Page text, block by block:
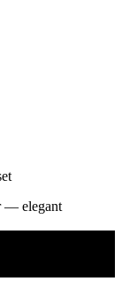
— elegant